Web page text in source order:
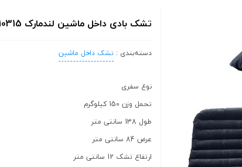
تشک بادی داخل ماشین لندمارک store 10315
دسته‌بندی : تشک داخل ماشین
نوع سفری
تحمل وزن 150 کیلوگرم
طول 138 سانتی متر
عرض 84 سانتی متر
ارتفاع تشک 12 سانتی متر